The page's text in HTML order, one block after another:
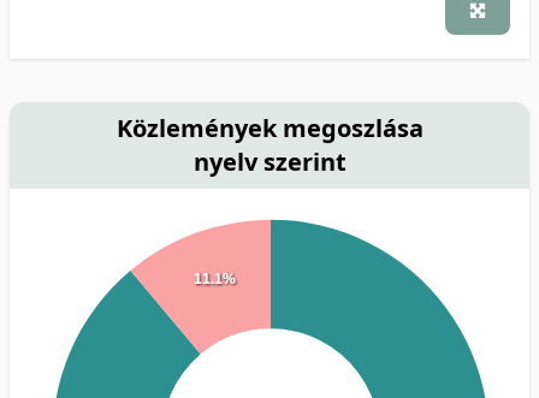
Közlemények megoszlása
nyelv szerint
11.1%